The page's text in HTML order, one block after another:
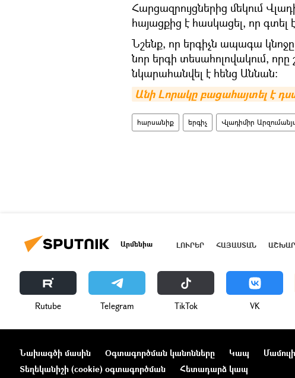
Հարցազրույցներից մեկում
հայացքից է հասկացել, որ գտել
Նշենք, որ երգիչն ապագա
նոր երգի տեսահոլովակում,
նկարահանվել է հենց Աննան։
Անի Լորակը բացահայտել է
հարսանիք երգիչ Վլադիմիր
Արմենիա ԼՈՒՐԵՐ ՀԱՅԱՍՏԱՆ
Rutube Telegram ТikТоk VK
Նախագծի մասին Օգտագործման կանոնները Կապ
Տեղեկանիշի (cookie) օգտագործման
Հետադարձ կապ